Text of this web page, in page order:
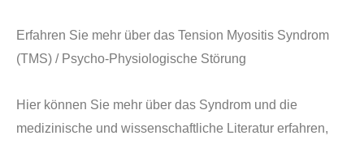
Erfahren Sie mehr über das Tension Myositis Syndrom
(TMS) / Psycho-Physiologische Störung
Hier können Sie mehr über das Syndrom und die
medizinische und wissenschaftliche Literatur erfahren,